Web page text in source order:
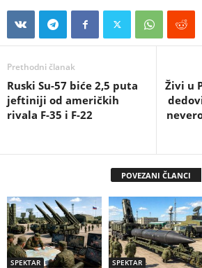
Prethodni članak
Ruski Su-57 biće 2,5 puta
jeftiniji od američkih
rivala F-35 i F-22
Živi u
POVEZANI ČLANCI
SPEKTAR SPEKTAR